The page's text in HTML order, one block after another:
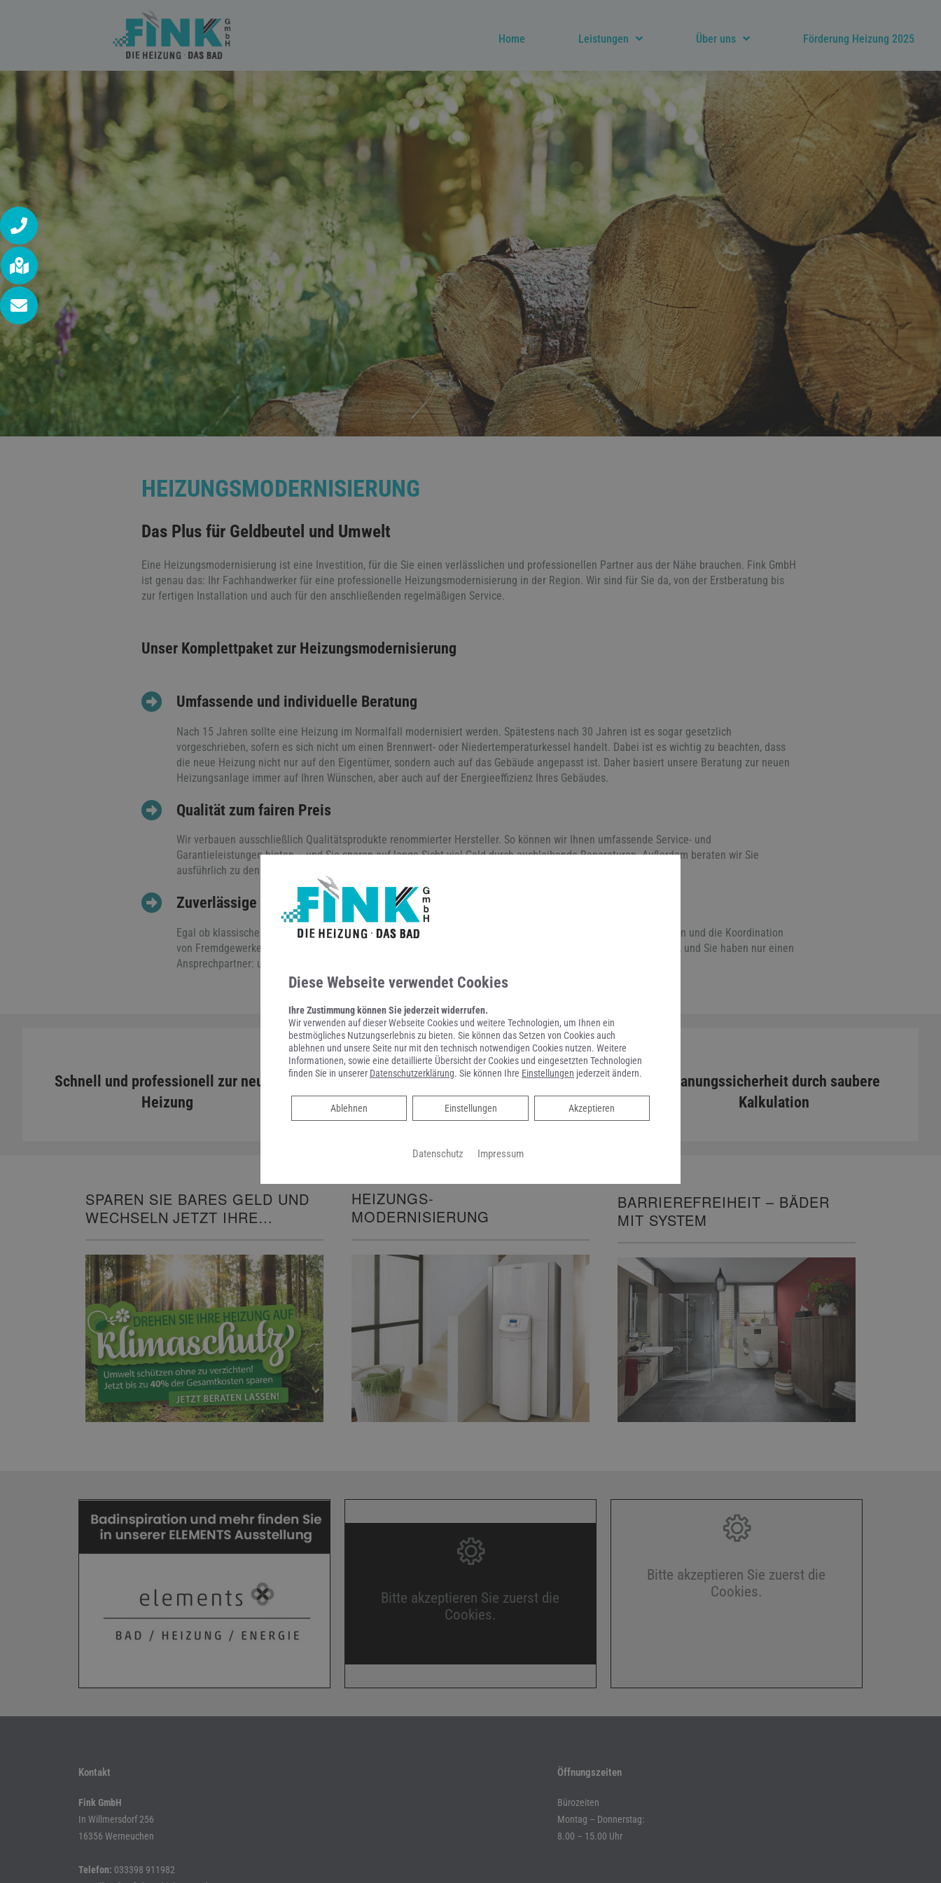
Home Leistungen Über uns Förderung Heizung 2025
HEIZUNGSMODERNISIERUNG
Das Plus für Geldbeutel und Umwelt
Eine Heizungsmodernisierung ist eine Investition, für die Sie einen verlässlichen und professionellen Partner aus der Nähe brauchen. Fink GmbH
ist genau das: Ihr Fachhandwerker für eine professionelle Heizungsmodernisierung in der Region. Wir sind für Sie da, von der Erstberatung bis
zur fertigen Installation und auch für den anschließenden regelmäßigen Service.
Unser Komplettpaket zur Heizungsmodernisierung
Umfassende und individuelle Beratung
Nach 15 Jahren sollte eine Heizung im Normalfall modernisiert werden. Spätestens nach 30 Jahren ist es sogar gesetzlich
vorgeschrieben, sofern es sich nicht um einen Brennwert- oder Niedertemperaturkessel handelt. Dabei ist es wichtig zu beachten, dass
die neue Heizung nicht nur auf den Eigentümer, sondern auch auf das Gebäude angepasst ist. Daher basiert unsere Beratung zur neuen
Heizungsanlage immer auf Ihren Wünschen, aber auch auf der Energieeffizienz Ihres Gebäudes.
Qualität zum fairen Preis
Wir verbauen ausschließlich Qualitätsprodukte renommierter Hersteller. So können wir Ihnen umfassende Service- und
Garantieleistungen bieten – und Sie sparen auf lange Sicht viel Geld durch ausbleibende Reparaturen. Außerdem beraten wir Sie
ausführlich zu den möglichen Fördermitteln durch BAFA und KfW, wodurch Sie zusätzlich Geld sparen können.
Zuverlässige und termingerechte Installation
Egal ob klassische Öl- oder Gasheizung, Hybridlösung oder Wärmepumpe, wir übernehmen Lieferung, Installation und die Koordination
von Fremdgewerken. So können wir eine sorgfältige und termingerechte Ausführung aller Arbeiten versprechen, und Sie haben nur einen
Ansprechpartner: uns.
Schnell und professionell zur neuen
Heizung
Heizungswechsel im Komplettpaket
Planungssicherheit durch saubere
Kalkulation
SPAREN SIE BARES GELD UND
WECHSELN JETZT IHRE
HEIZUNGS-
MODERNISIERUNG
BARRIEREFREIHEIT – BÄDER
MIT SYSTEM
Bitte akzeptieren Sie zuerst die
Cookies.
Bitte akzeptieren Sie zuerst die
Cookies.
Kontakt
Fink GmbH
In Willmersdorf 256
16356 Werneuchen
Telefon: 033398 911982
Öffnungszeiten
Bürozeiten
Montag – Donnerstag:
8.00 – 15.00 Uhr
Diese Webseite verwendet Cookies
Ihre Zustimmung können Sie jederzeit widerrufen.
Wir verwenden auf dieser Webseite Cookies und weitere Technologien, um Ihnen ein
bestmögliches Nutzungserlebnis zu bieten. Sie können das Setzen von Cookies auch
ablehnen und unsere Seite nur mit den technisch notwendigen Cookies nutzen. Weitere
Informationen, sowie eine detaillierte Übersicht der Cookies und eingesetzten Technologien
finden Sie in unserer Datenschutzerklärung. Sie können Ihre Einstellungen jederzeit ändern.
Akzeptieren
Einstellungen
Ablehnen
Ablehnen
Datenschutz Impressum